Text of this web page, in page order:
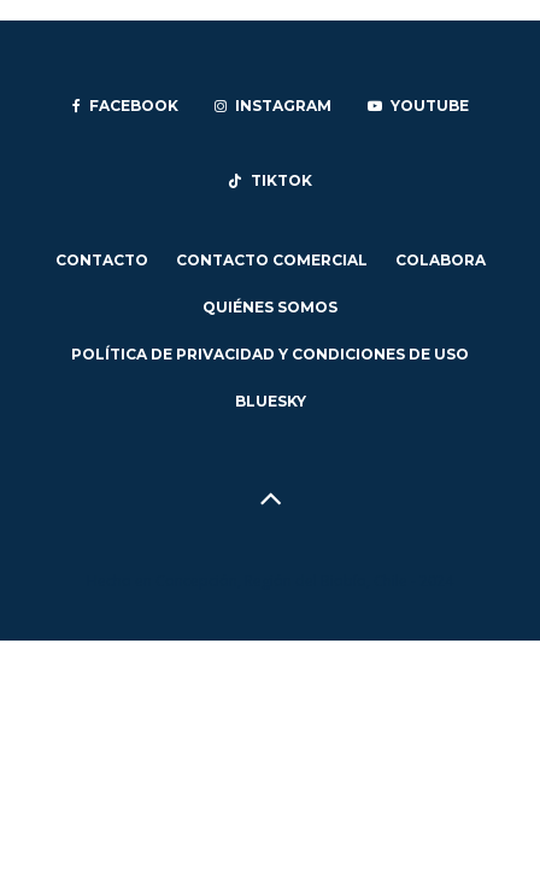
FACEBOOK INSTAGRAM YOUTUBE
TIKTOK
CONTACTO CONTACTO COMERCIAL COLABORA
QUIÉNES SOMOS
POLÍTICA DE PRIVACIDAD Y CONDICIONES DE USO
BLUESKY